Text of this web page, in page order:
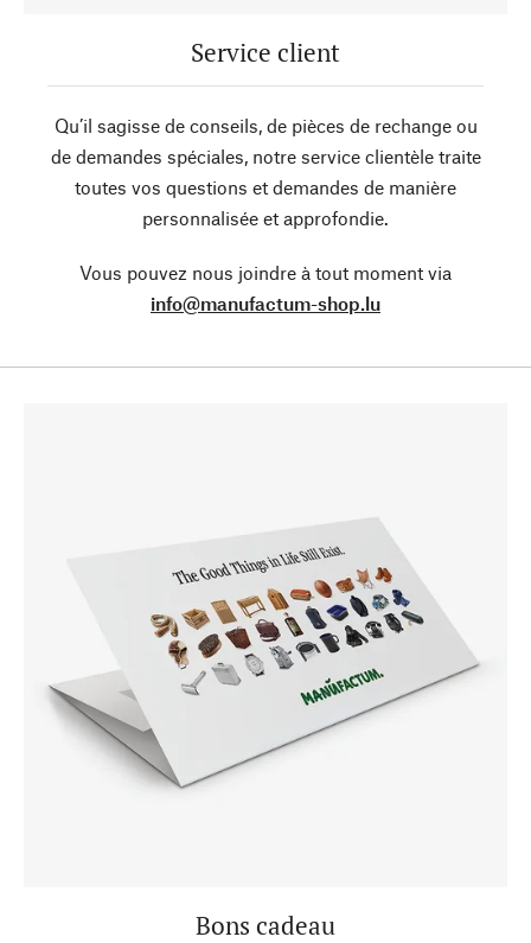
Service client
Qu’il sagisse de conseils, de pièces de rechange ou
de demandes spéciales, notre service clientèle traite
toutes vos questions et demandes de manière
personnalisée et approfondie.
Vous pouvez nous joindre à tout moment via
info@manufactum-shop.lu
Bons cadeau